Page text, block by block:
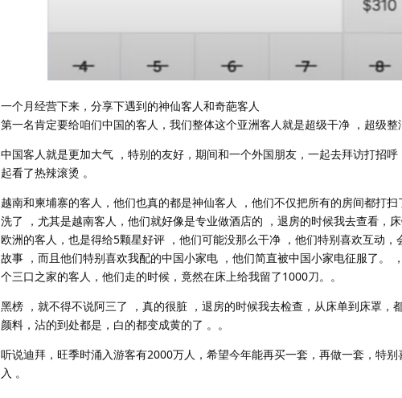
一个月经营下来，分享下遇到的神仙客人和奇葩客人
第一名肯定要给咱们中国的客人，我们整体这个亚洲客人就是超级干净 ，超级
中国客人就是更加大气 ，特别的友好，期间和一个外国朋友，一起去拜访打招
起看了热辣滚烫 。
越南和柬埔寨的客人，他们也真的都是神仙客人 ，他们不仅把所有的房间都打
洗了 ，尤其是越南客人，他们就好像是专业做酒店的 ，退房的时候我去查看，
欧洲的客人，也是得给5颗星好评 ，他们可能没那么干净 ，他们特别喜欢互动
故事 ，而且他们特别喜欢我配的中国小家电 ，他们简直被中国小家电征服了。
个三口之家的客人，他们走的时候，竟然在床上给我留了1000刀。。
黑榜 ，就不得不说阿三了 ，真的很脏 ，退房的时候我去检查，从床单到床罩，
颜料，沾的到处都是，白的都变成黄的了 。。
听说迪拜，旺季时涌入游客有2000万人，希望今年能再买一套，再做一套，特
入 。